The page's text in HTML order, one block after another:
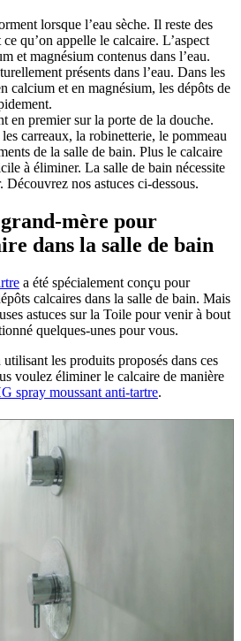
lorsque l’eau sèche. Il reste des
qu’on appelle le calcaire. L’aspect
et magnésium contenus dans l’eau.
présents dans l’eau. Dans les
calcium et en magnésium, les dépôts de
en premier sur la porte de la douche.
carreaux, la robinetterie, le pommeau
de la salle de bain. Plus le calcaire
à éliminer. La salle de bain nécessite
nos astuces ci-dessous.
mère pour
dans la salle de bain
a été spécialement conçu pour
calcaires dans la salle de bain. Mais
astuces sur la Toile pour venir à bout
quelques-unes pour vous.
les produits proposés dans ces
voulez éliminer le calcaire de manière
spray moussant anti-tartre.